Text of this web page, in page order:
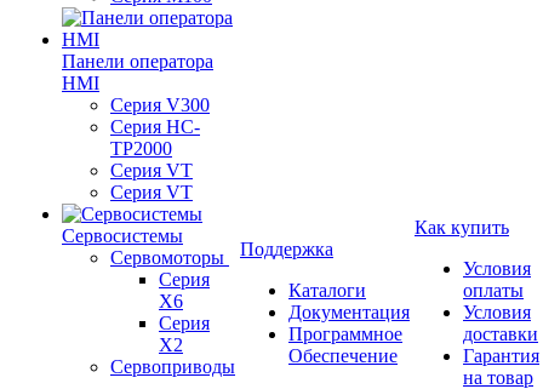
Панели оператора
HMI
Серия V300
Серия HC-
TP2000
Серия VT
Серия VT
Сервосистемы
Сервомоторы
Серия
X6
Серия
X2
Сервоприводы
Поддержка
Каталоги
Документация
Программное
Обеспечение
Как купить
Условия
оплаты
Условия
доставки
Гарантия
на товар